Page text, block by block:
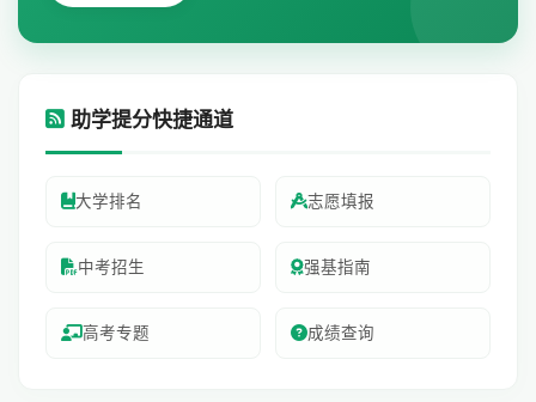
助学提分快捷通道
大学排名 志愿填报
中考招生 强基指南
高考专题 成绩查询